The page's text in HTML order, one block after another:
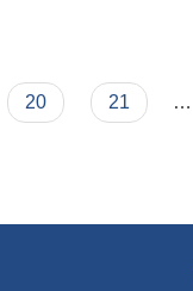
20 21 …